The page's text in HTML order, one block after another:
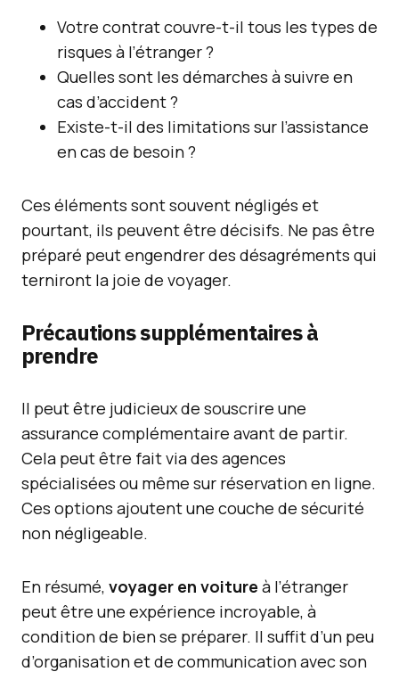
Votre contrat couvre-t-il tous les types de
risques à l’étranger ?
Quelles sont les démarches à suivre en
cas d’accident ?
Existe-t-il des limitations sur l’assistance
en cas de besoin ?
Ces éléments sont souvent négligés et
pourtant, ils peuvent être décisifs. Ne pas être
préparé peut engendrer des désagréments qui
terniront la joie de voyager.
Précautions supplémentaires à
prendre
Il peut être judicieux de souscrire une
assurance complémentaire avant de partir.
Cela peut être fait via des agences
spécialisées ou même sur réservation en ligne.
Ces options ajoutent une couche de sécurité
non négligeable.
En résumé, voyager en voiture à l’étranger
peut être une expérience incroyable, à
condition de bien se préparer. Il suffit d’un peu
d’organisation et de communication avec son